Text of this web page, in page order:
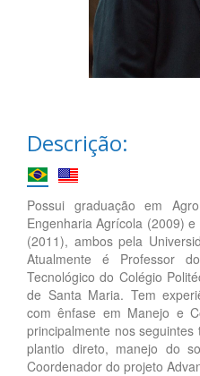
Descrição:
Possui graduação em
Engenharia Agrícola (2009)
(2011), ambos pela
Atualmente é Professor
Tecnológico do Colégio
de Santa Maria. Tem
com ênfase em Manejo e
principalmente nos
plantio direto, manejo do
Coordenador do projeto